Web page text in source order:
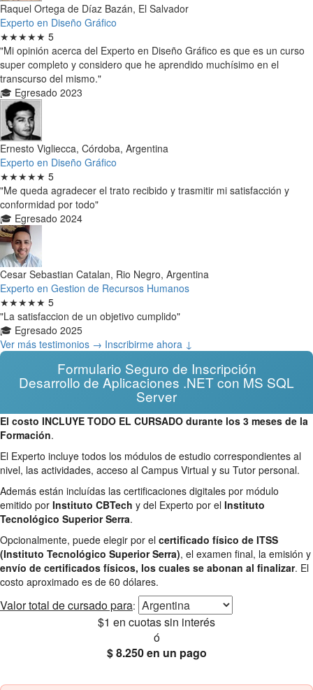
Raquel Ortega de Díaz Bazán, El Salvador
Experto en Diseño Gráfico
★★★★★ 5
"Mi opinión acerca del Experto en Diseño Gráfico es que es un curso
super completo y considero que he aprendido muchísimo en el
transcurso del mismo."
🎓 Egresado 2023
Ernesto Vigliecca, Córdoba, Argentina
Experto en Diseño Gráfico
★★★★★ 5
"Me queda agradecer el trato recibido y trasmitir mi satisfacción y
conformidad por todo"
🎓 Egresado 2024
Cesar Sebastian Catalan, Rio Negro, Argentina
Experto en Gestion de Recursos Humanos
★★★★★ 5
"La satisfaccion de un objetivo cumplido"
🎓 Egresado 2025
Ver más testimonios → Inscribirme ahora ↓
Formulario Seguro de Inscripción
Desarrollo de Aplicaciones .NET con MS SQL
Server
El costo INCLUYE TODO EL CURSADO durante los 3 meses de la
Formación.
El Experto incluye todos los módulos de estudio correspondientes al
nivel, las actividades, acceso al Campus Virtual y su Tutor personal.
Además están incluídas las certificaciones digitales por módulo
emitido por Instituto CBTech y del Experto por el Instituto
Tecnológico Superior Serra.
Opcionalmente, puede elegir por el certificado físico de ITSS
(Instituto Tecnológico Superior Serra), el examen final, la emisión y
envío de certificados físicos, los cuales se abonan al finalizar. El
costo aproximado es de 60 dólares.
Valor total de cursado para:
$1 en cuotas sin interés
ó
$ 8.250en un pago